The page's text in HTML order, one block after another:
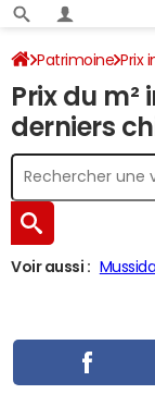
Patrimoine Prix
Prix du
derniers
Voir aussi :